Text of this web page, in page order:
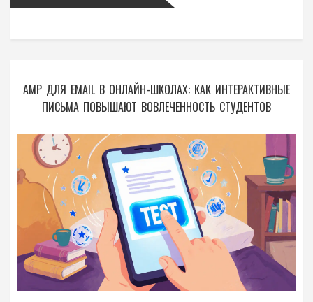
AMP ДЛЯ EMAIL В ОНЛАЙН-ШКОЛАХ: КАК ИНТЕРАКТИВНЫЕ
ПИСЬМА ПОВЫШАЮТ ВОВЛЕЧЕННОСТЬ СТУДЕНТОВ